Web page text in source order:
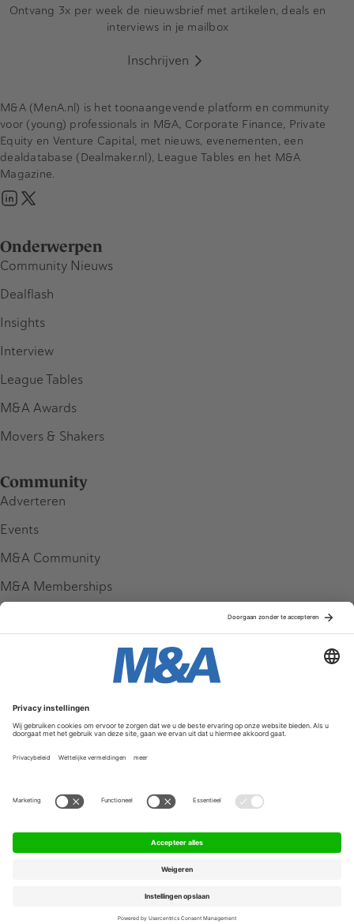
Ontvang 3x per week de nieuwsbrief met artikelen, deals en
interviews in je mailbox
Inschrijven
Onderwerpen
Community Nieuws
Dealflash
Insights
Interview
League Tables
M&A Awards
Movers & Shakers
Community
Adverteren
Events
M&A Community
M&A Memberships
Service & Contact
Contact
FAQ
Werken bij ons
Algemene Voorwaarden
M&A (MenA.nl) is het toonaangevende platform en community
voor (young) professionals in M&A, Corporate Finance, Private
Equity en Venture Capital, met nieuws, evenementen, een
dealdatabase (Dealmaker.nl), League Tables en het M&A
Magazine.